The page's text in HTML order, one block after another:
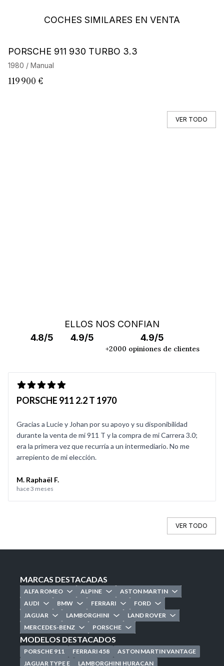
COCHES SIMILARES EN VENTA
Barnes Exclusive PORSCHE 911 930 TURBO 3.3
1980 / Manual
119 900 €
VER TODO
ELLOS NOS CONFIAN
4.8/5
4.9/5 4.9/5
+2000 opiniones de clientes
PORSCHE 911 2.2 T 1970
Gracias a Lucie y Johan por su apoyo y su disponibilidad
durante la venta de mi 911 T y la compra de mi Carrera 3.0;
era la primera vez que recurría a un intermediario. No me
arrepiento de mi elección.
M. Raphaël F.
hace 3 meses
VER TODO
MARCAS DESTACADAS
ALFA ROMEO ALPINE
ASTON MARTIN
AUDI
BMW FERRARI
FORD
JAGUAR
LAMBORGHINI
LAND ROVER
MERCEDES-BENZ
PORSCHE
MODELOS DESTACADOS
PORSCHE 911 FERRARI 458
ASTON MARTIN VANTAGE
JAGUAR TYPE E
LAMBORGHINI HURACAN